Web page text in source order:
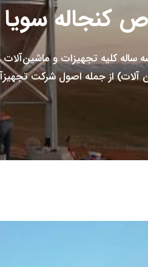
کنجاله سویا
سه ساله کلیه تجهیزات و
آلات) از جمله اصول شرکت